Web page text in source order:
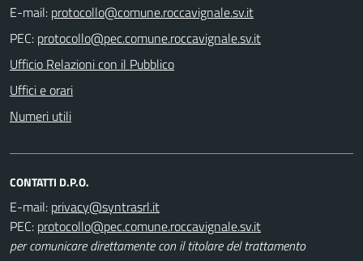
E-mail:
PEC:
Ufficio Relazioni con il Pubblico
Uffici e orari
Numeri utili
CONTATTI D.P.O.
E-mail:
PEC:
per comunicare direttamente con il titolare del trattamento